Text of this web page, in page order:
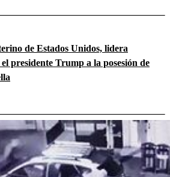
de Estados Unidos, lidera
presidente Trump a la posesión de